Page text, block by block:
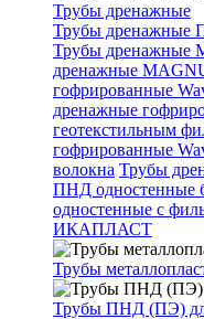
Трубы дренажные
Трубы дренажные
Трубы дренажные
дренажные
гофрированные
дренажные
геотекстильным
гофрированные
волокна Трубы
ПНД одностенные
одностенные с
ИКАПЛАСТ
Трубы
Трубы ПНД (ПЭ)